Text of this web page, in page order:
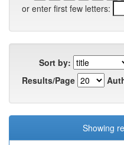
or enter first few letters:
Sort by:
Results/Page
Showing